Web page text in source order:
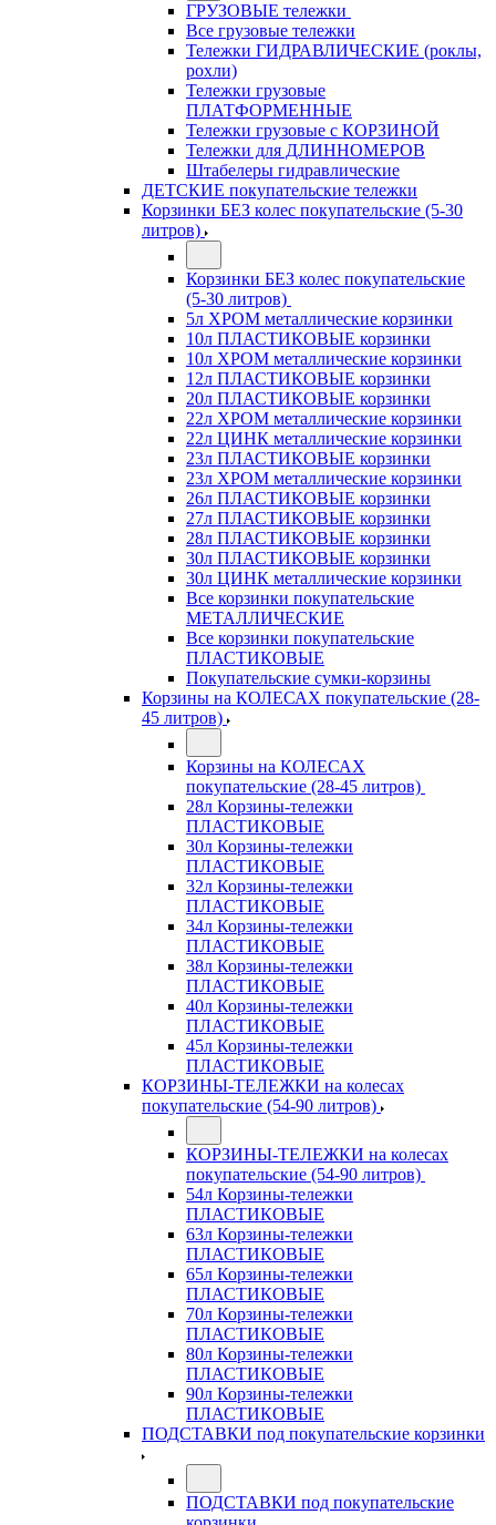
ГРУЗОВЫЕ тележки
Все грузовые тележки
Тележки ГИДРАВЛИЧЕСКИЕ (роклы,
рохли)
Тележки грузовые
ПЛАТФОРМЕННЫЕ
Тележки грузовые с КОРЗИНОЙ
Тележки для ДЛИННОМЕРОВ
Штабелеры гидравлические
ДЕТСКИЕ покупательские тележки
Корзинки БЕЗ колес покупательские (5-30
литров)
Корзинки БЕЗ колес покупательские
(5-30 литров)
5л ХРОМ металлические корзинки
10л ПЛАСТИКОВЫЕ корзинки
10л ХРОМ металлические корзинки
12л ПЛАСТИКОВЫЕ корзинки
20л ПЛАСТИКОВЫЕ корзинки
22л ХРОМ металлические корзинки
22л ЦИНК металлические корзинки
23л ПЛАСТИКОВЫЕ корзинки
23л ХРОМ металлические корзинки
26л ПЛАСТИКОВЫЕ корзинки
27л ПЛАСТИКОВЫЕ корзинки
28л ПЛАСТИКОВЫЕ корзинки
30л ПЛАСТИКОВЫЕ корзинки
30л ЦИНК металлические корзинки
Все корзинки покупательские
МЕТАЛЛИЧЕСКИЕ
Все корзинки покупательские
ПЛАСТИКОВЫЕ
Покупательские сумки-корзины
Корзины на КОЛЕСАХ покупательские (28-
45 литров)
Корзины на КОЛЕСАХ
покупательские (28-45 литров)
28л Корзины-тележки
ПЛАСТИКОВЫЕ
30л Корзины-тележки
ПЛАСТИКОВЫЕ
32л Корзины-тележки
ПЛАСТИКОВЫЕ
34л Корзины-тележки
ПЛАСТИКОВЫЕ
38л Корзины-тележки
ПЛАСТИКОВЫЕ
40л Корзины-тележки
ПЛАСТИКОВЫЕ
45л Корзины-тележки
ПЛАСТИКОВЫЕ
КОРЗИНЫ-ТЕЛЕЖКИ на колесах
покупательские (54-90 литров)
КОРЗИНЫ-ТЕЛЕЖКИ на колесах
покупательские (54-90 литров)
54л Корзины-тележки
ПЛАСТИКОВЫЕ
63л Корзины-тележки
ПЛАСТИКОВЫЕ
65л Корзины-тележки
ПЛАСТИКОВЫЕ
70л Корзины-тележки
ПЛАСТИКОВЫЕ
80л Корзины-тележки
ПЛАСТИКОВЫЕ
90л Корзины-тележки
ПЛАСТИКОВЫЕ
ПОДСТАВКИ под покупательские корзинки
ПОДСТАВКИ под покупательские